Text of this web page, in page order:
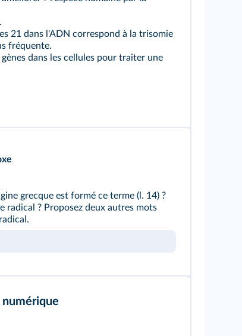
21 dans l'ADN correspond à la trisomie
fréquente.
dans les cellules pour traiter une
grecque est formé ce terme (l. 14) ?
radical ? Proposez deux autres mots